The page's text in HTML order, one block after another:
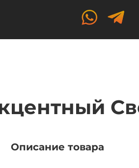
Описание товара